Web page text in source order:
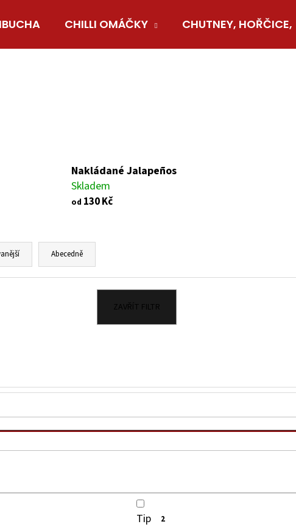
CHILLI OMÁČKY CHUTNEY, HOŘČICE,
Nakládané Jalapeños
Skladem
od 130 Kč
Abecedně
ZAVŘÍT FILTR
Tip 2
Doporučujeme
690G
ŠVESTKOVÁ CHILLI